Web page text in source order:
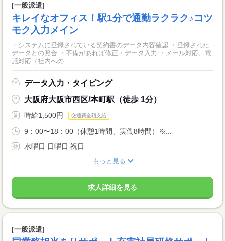
[一般派遣]
キレイなオフィス！駅1分で通勤ラクラク♪コツ
モク入力メイン
・システムに登録されている契約書のデータ内容確認 ・登録された
データとの照合 ・不備があれば修正・データ入力 ・メール対応、電
話対応（社内への...
データ入力・タイピング
大阪府大阪市西区/本町駅（徒歩 1分）
時給1,500円 交通費全額支給
9：00〜18：00（休憩1時間、実働8時間）※...
水曜日 日曜日 祝日
もっと見る
求人詳細を見る
[一般派遣]